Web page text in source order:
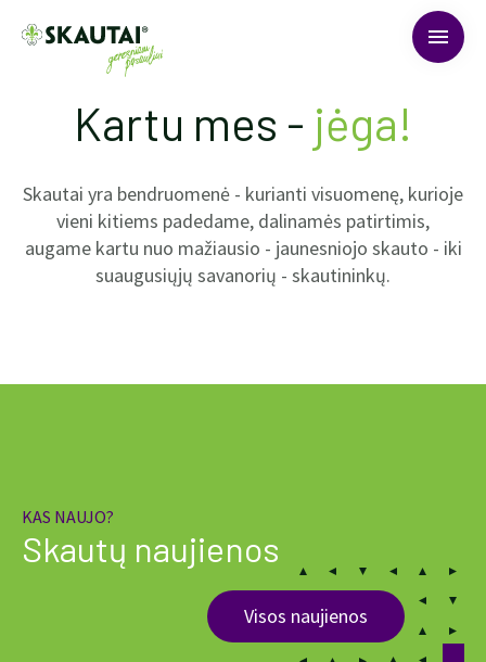
menu
Kartu mes - jėga!
Skautai yra bendruomenė - kurianti visuomenę, kurioje
vieni kitiems padedame, dalinamės patirtimis,
augame kartu nuo mažiausio - jaunesniojo skauto - iki
suaugusiųjų savanorių - skautininkų.
KAS NAUJO?
Skautų naujienos
Visos naujienos